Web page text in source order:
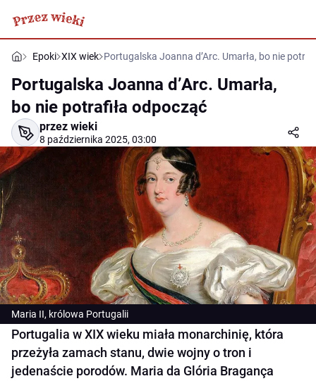
Epoki XIX wiek Portugalska Joanna d’Arc. Umarła, bo nie
Portugalska Joanna d’Arc. Umarła,
bo nie potrafiła odpocząć
przez wieki
8 października 2025, 03:00
Maria II, królowa Portugalii
Portugalia w XIX wieku miała monarchinię, która
przeżyła zamach stanu, dwie wojny o tron i
jedenaście porodów. Maria da Glória Bragança